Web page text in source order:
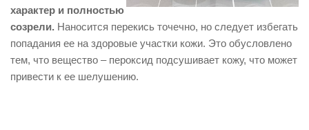
характер и полностью
созрели. Наносится перекись точечно, но следует избегать
попадания ее на здоровые участки кожи. Это обусловлено
тем, что вещество – пероксид подсушивает кожу, что может
привести к ее шелушению.